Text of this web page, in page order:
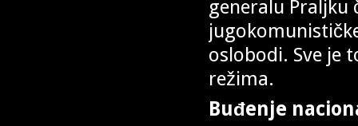
generalu Praljku
oslobodi. Sve je
režima.
Buđenje